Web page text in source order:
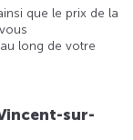
que le prix de la
long de votre
sur-